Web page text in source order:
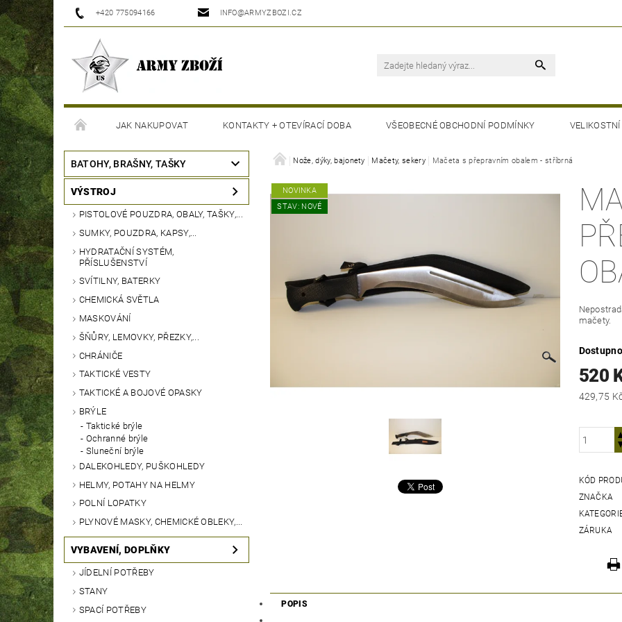
+420 775094166 INFO@ARMYZBOZI.CZ
JAK NAKUPOVAT KONTAKTY + OTEVÍRACÍ DOBA VŠEOBECNÉ OBCHODNÍ PODMÍNKY
MOJE OBJEDNÁVKA
BATOHY, BRAŠNY, TAŠKY
VÝSTROJ
PISTOLOVÉ POUZDRA, OBALY, TAŠKY,...
SUMKY, POUZDRA, KAPSY,...
HYDRATAČNÍ SYSTÉM,
PŘÍSLUŠENSTVÍ
SVÍTILNY, BATERKY
CHEMICKÁ SVĚTLA
MASKOVÁNÍ
ŠŇŮRY, LEMOVKY, PŘEZKY,...
CHRÁNIČE
TAKTICKÉ VESTY
TAKTICKÉ A BOJOVÉ OPASKY
BRÝLE
Taktické brýle
Ochranné brýle
Sluneční brýle
DALEKOHLEDY, PUŠKOHLEDY
HELMY, POTAHY NA HELMY
POLNÍ LOPATKY
PLYNOVÉ MASKY, CHEMICKÉ OBLEKY,...
VYBAVENÍ, DOPLŇKY
JÍDELNÍ POTŘEBY
STANY
SPACÍ POTŘEBY
Nože, dýky, bajonety Mačety, sekery Mačeta s přepravním obalem - stříbrná
NOVINKA
STAV: NOVÉ
mačety.
520
KÓD
ZNAČKA
ZÁRUKA
POPIS